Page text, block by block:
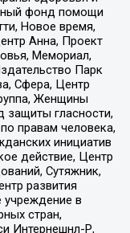
фонд помощи
Новое время,
Анна, Проект
Мемориал,
Парк
Сфера, Центр
Женщины
защиты гласности,
правам человека,
инициатив
действие, Центр
Сутяжник,
развития
учреждение в
стран,
Интернешнл-Р,